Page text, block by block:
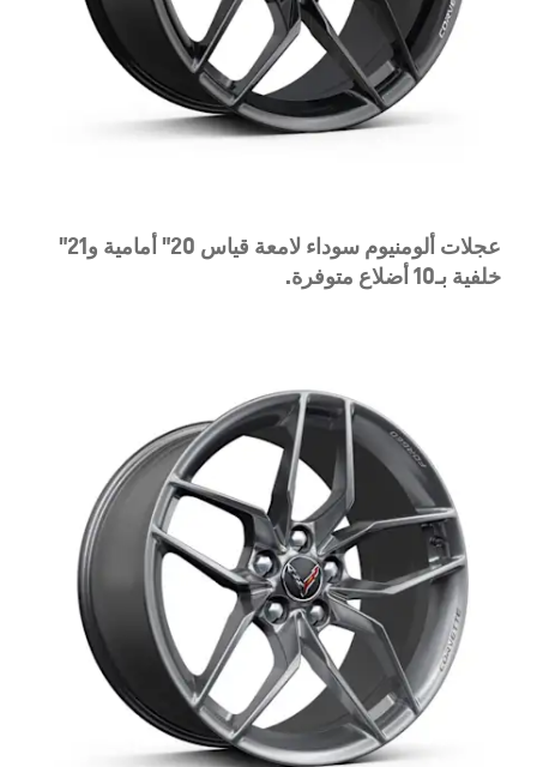
ع
جلات ألومنيوم سوداء لامعة قياس 20" أمامية و21"
خلفية بـ10 أضلاع متوفرة.